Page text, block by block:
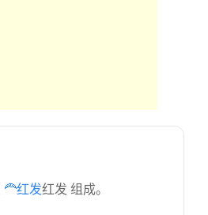
🦰红发红发 组成。